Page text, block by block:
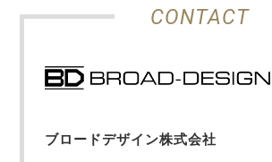
CONTACT
ブロードデザイン株式会社